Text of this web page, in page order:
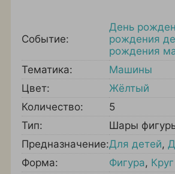
Событие:
День
рождения
рождения
Тематика:
Машины
Цвет:
Жёлтый
Количество:
5
Тип:
Шары
Предназначение:Для детей,
Форма:
Фигура, Круг